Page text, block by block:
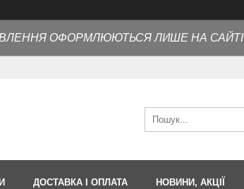
ОФОРМЛЮЮТЬСЯ ЛИШЕ НА САЙТІ
ДОСТАВКА І ОПЛАТА НОВИНИ, АКЦІЇ